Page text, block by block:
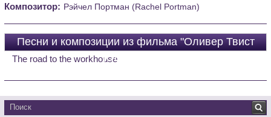
Композитор: Рэйчел Портман (Rachel Portman)
Песни и композиции из фильма "Оливер Твист
(Oliver Twist)"
The road to the workhouse